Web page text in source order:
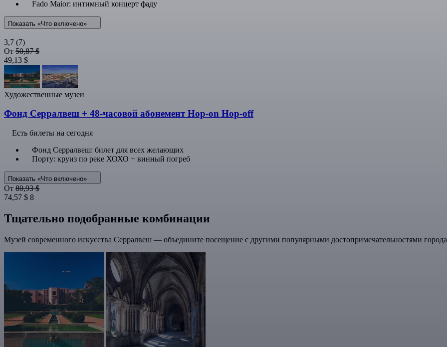
Fado Maior: интимный концерт фаду
Показать «Что включено»
3,7 (7)
От 50,87 $
49,13 $
Художественные музеи
Фонд Серралвеш + 48-часовой абонемент Hop-on Hop-off
Есть билеты на сегодня
Фонд Серралвеш: билет для всех желающих
Порту: круиз по реке ХОХО + винный погреб
Показать «Что включено»
От 80,93 $
74,57 $ 8
Тщательно подобранные комбинации
Музей современного искусства Серралвеш — объедините посещение с другими популярными достопримечательностями